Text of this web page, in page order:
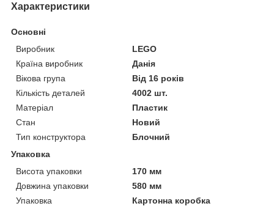
Характеристики
Основні
Виробник
LEGO
Країна виробник
Данія
Вікова група
Від 16 років
Кількість деталей
4002 шт.
Матеріал
Пластик
Стан
Новий
Тип конструктора
Блочний
Упаковка
Висота упаковки
170 мм
Довжина упаковки
580 мм
Упаковка
Картонна коробка